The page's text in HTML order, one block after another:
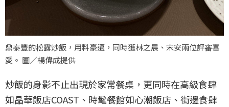
鼎泰豐的松露炒飯，用料豪邁，同時獲林之晨、宋安兩位評審喜
愛。 圖／楊偉成提供
炒飯的身影不止出現於家常餐桌，更同時在高級食肆
如晶華飯店COAST、時髦餐館如心潮飯店、街邊食肆